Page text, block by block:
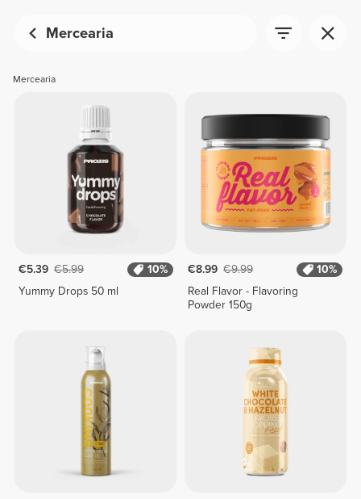
Mercearia
Mercearia
€5.39 €5.99
10%
Yummy Drops 50 ml
€8.99 €9.99
10%
Real Flavor - Flavoring
Powder 150g